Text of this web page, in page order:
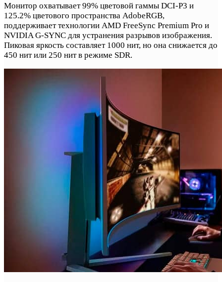
Монитор охватывает 99% цветовой гаммы DCI-P3 и
125.2% цветового пространства AdobeRGB,
поддерживает технологии AMD FreeSync Premium Pro и
NVIDIA G-SYNC для устранения разрывов изображения.
Пиковая яркость составляет 1000 нит, но она снижается до
450 нит или 250 нит в режиме SDR.